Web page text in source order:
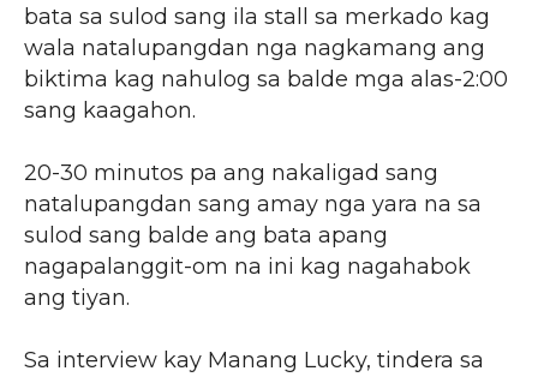
bata sa sulod sang ila stall sa merkado kag
wala natalupangdan nga nagkamang ang
biktima kag nahulog sa balde mga alas-2:00
sang kaagahon.
20-30 minutos pa ang nakaligad sang
natalupangdan sang amay nga yara na sa
sulod sang balde ang bata apang
nagapalanggit-om na ini kag nagahabok
ang tiyan.
Sa interview kay Manang Lucky, tindera sa